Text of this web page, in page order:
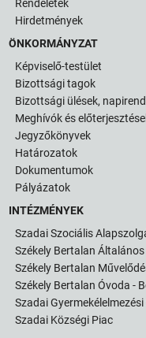
Rendeletek
Hirdetmények
ÖNKORMÁNYZAT
Képviselő-testület
Bizottsági tagok
Bizottsági ülések,
Meghívók és
Jegyzőkönyvek
Határozatok
Dokumentumok
Pályázatok
INTÉZMÉNYEK
Szadai Szociális
Székely Bertalan
Székely Bertalan
Székely Bertalan Óvoda -
Szadai
Szadai Községi Piac